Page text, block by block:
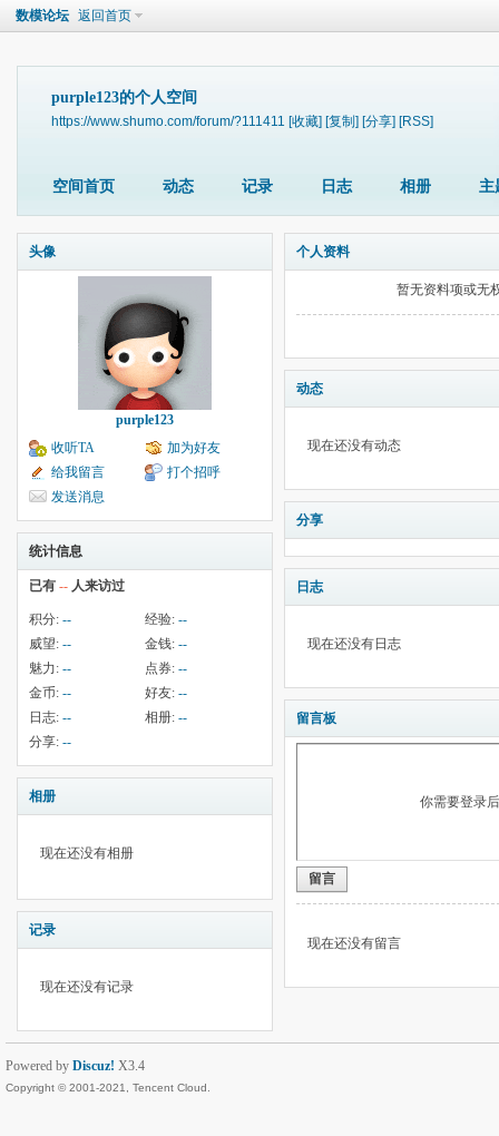
数模论坛 返回首页
purple123的个人空间
https://www.shumo.com/forum/?111411 [收藏] [复制] [分享] [RSS]
空间首页 动态 记录 日志 相册 主
头像
purple123
收听TA
加为好友
给我留言
打个招呼
发送消息
统计信息
已有 -- 人来访过
积分: -- 经验: --
威望: -- 金钱: --
魅力: -- 点券: --
金币: -- 好友: --
日志: -- 相册: --
分享: --
相册
现在还没有相册
记录
现在还没有记录
个人资料
暂无资料项或无
动态
现在还没有动态
分享
日志
现在还没有日志
留言板
你需要登录
留言
现在还没有留言
Powered by Discuz! X3.4
Copyright © 2001-2021, Tencent Cloud.